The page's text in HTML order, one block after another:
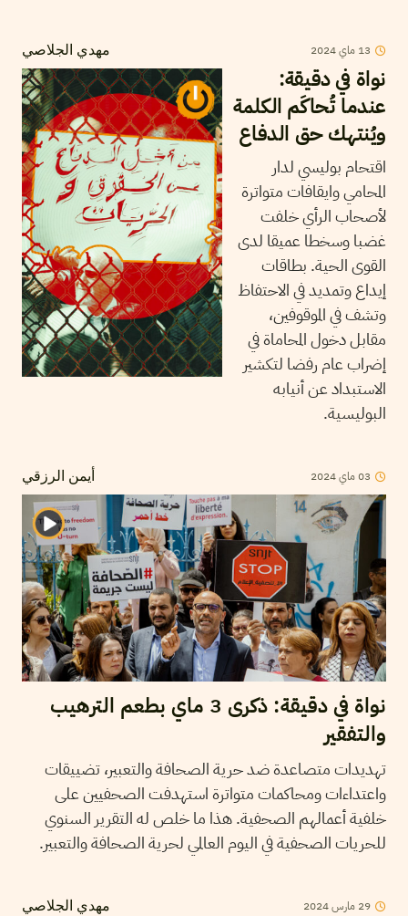
مهدي الجلاصي 13 ماي2024
نواة في دقيقة:
عندما تُحاكَم الكلمة
ويُنتهك حق الدفاع
اقتحام بوليسي لدار
المحامي وايقافات متواترة
لأصحاب الرأي خلفت
غضبا وسخطا عميقا لدى
القوى الحية. بطاقات
إيداع وتمديد في الاحتفاظ
وتشف في الموقوفين،
مقابل دخول المحاماة في
إضراب عام رفضا لتكشير
الاستبداد عن أنيابه
البوليسية.
أيمن الرزقي 03ماي2024
نواة في دقيقة: ذكرى 3 ماي بطعم الترهيب
والتفقير
تهديدات متصاعدة ضد حرية الصحافة والتعبير، تضييقات
واعتداءات ومحاكمات متواترة استهدفت الصحفيين على
خلفية أعمالهم الصحفية. هذا ما خلص له التقرير السنوي
للحريات الصحفية في اليوم العالمي لحرية الصحافة والتعبير.
مهدي الجلاصي 29 مارس2024